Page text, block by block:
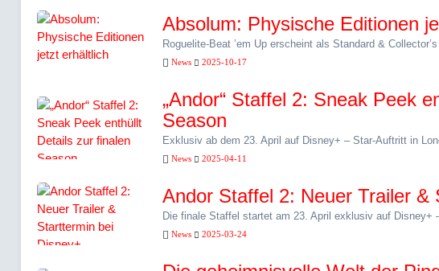
Absolum: Physische Editionen
Roguelite-Beat ’em Up erscheint als Standard &
News 2025-10-17
„Andor“ Staffel 2: Sneak Peek
Season
Exklusiv ab dem 23. April auf Disney+ – Star-Auftritt in
News 2025-04-11
Andor Staffel 2: Neuer Trailer &
Die finale Staffel startet am 23. April exklusiv auf Disney+
News 2025-03-24